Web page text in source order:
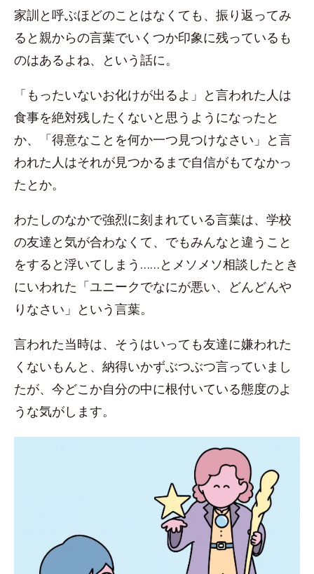
家訓と呼ぶほどのことはなくても、振り返ってみ
ると親からの言葉でいくつか印象に残っているも
のはあるよね、という話に。
「もったいないお化けが出るよ」と言われた人は
食事を絶対残したくないと思うようになったと
か、「得意なことを何か一つ見つけなさい」と言
われた人はそれが見つかるまで自信がもてなかっ
たとか。
わたしのなかで強烈に刻まれている言葉は、学校
の友達と気が合わなくて、でもみんなと違うこと
をすると浮いてしまう……とメソメソ相談したとき
にいわれた「ユニークでなにが悪い、どんどんや
りなさい」という言葉。
言われた当時は、そうはいっても友達に嫌われた
くないもんと、納得いかずぶつぶつ言っていまし
たが、今どこか自分の中に根付いている態度のよ
うな気がします。